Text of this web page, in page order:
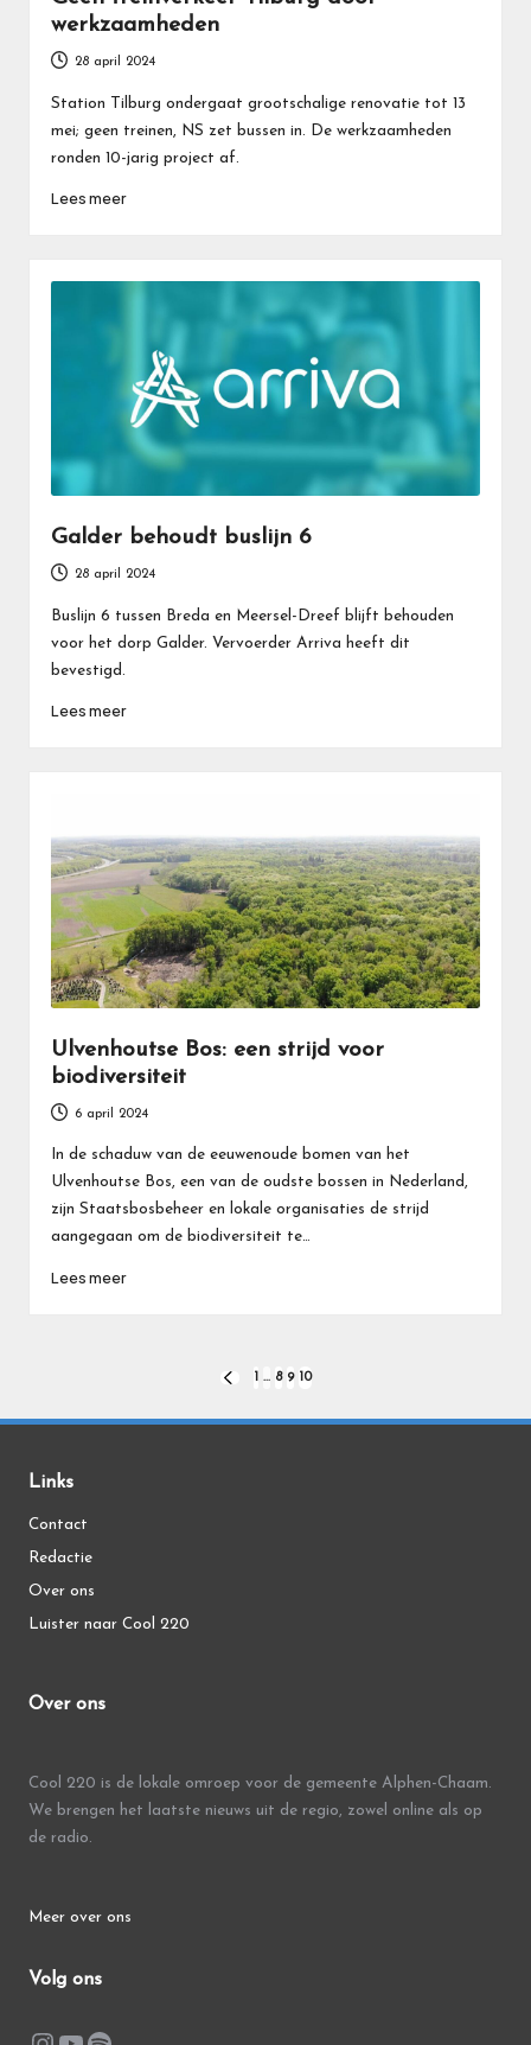
werkzaamheden
28 april 2024
Station Tilburg ondergaat grootschalige renovatie tot 13
mei; geen treinen, NS zet bussen in. De werkzaamheden
ronden 10-jarig project af.
Lees meer
Galder behoudt buslijn 6
28 april 2024
Buslijn 6 tussen Breda en Meersel-Dreef blijft behouden
voor het dorp Galder. Vervoerder Arriva heeft dit
bevestigd.
Lees meer
Ulvenhoutse Bos: een strijd voor
biodiversiteit
6 april 2024
In de schaduw van de eeuwenoude bomen van het
Ulvenhoutse Bos, een van de oudste bossen in Nederland,
zijn Staatsbosbeheer en lokale organisaties de strijd
aangegaan om de biodiversiteit te…
Lees meer
paginering
VORIGE
… 8 9 10
Links
Contact
Redactie
Over ons
Luister naar Cool 220
Over ons
Cool 220 is de lokale omroep voor de gemeente Alphen-Chaam.
We brengen het laatste nieuws uit de regio, zowel online als op
de radio.
Meer over ons
Volg ons